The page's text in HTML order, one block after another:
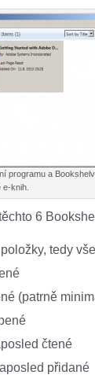
programu a
knih.
6
tedy
(patrně
čtené
přidané